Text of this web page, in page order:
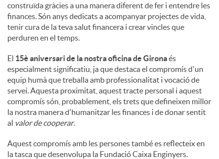
construïda gràcies a una manera diferent de fer i entendre les
finances. Són anys dedicats a acompanyar projectes de vida,
tenir cura de la teva salut financera i crear vincles que
perduren en el temps.
El 15è aniversari de la nostra oficina de Gironaés
especialment significatiu, ja que destaca el compromís d'un
equip humà que treballa amb professionalitat i vocació de
servei. Aquesta proximitat, aquest tracte personal i aquest
compromís són, probablement, els trets que defineixen millor
la nostra manera d'humanitzar les finances i de donar sentit
al valor de cooperar.
Aquest compromís amb les persones també es reflecteix en
la tasca que desenvolupa la Fundació Caixa Enginyers.